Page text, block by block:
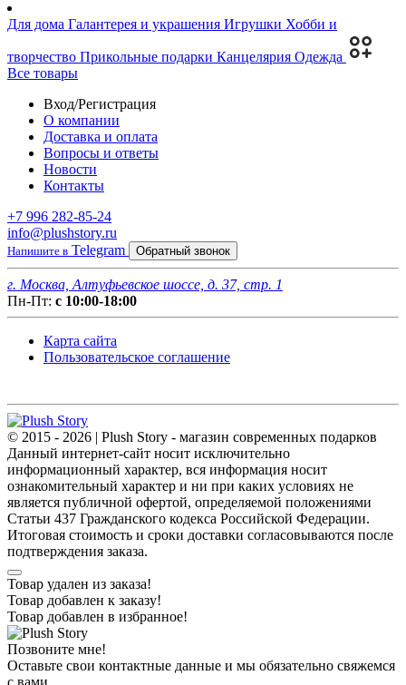
Для дома Галантерея и украшения Игрушки Хобби и
творчество Прикольные подарки Канцелярия Одежда
Все товары
Вход/Регистрация
О компании
Доставка и оплата
Вопросы и ответы
Новости
Контакты
+7 996 282-85-24
info@plushstory.ru
Напишите в Telegram Обратный звонок
г. Москва, Алтуфьевское шоссе, д. 37, стр. 1
Пн-Пт: с 10:00-18:00
Карта сайта
Пользовательское соглашение
© 2015 - 2026 | Plush Story - магазин современных подарков
Данный интернет-сайт носит исключительно
информационный характер, вся информация носит
ознакомительный характер и ни при каких условиях не
является публичной офертой, определяемой положениями
Статьи 437 Гражданского кодекса Российской Федерации.
Итоговая стоимость и сроки доставки согласовываются после
подтверждения заказа.
Товар удален из заказа!
Товар добавлен к заказу!
Товар добавлен в избранное!
Позвоните мне!
Оставьте свои контактные данные и мы обязательно свяжемся
с вами